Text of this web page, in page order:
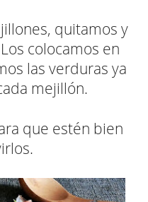
quitamos y
colocamos en
las verduras ya
mejillón.
que estén bien